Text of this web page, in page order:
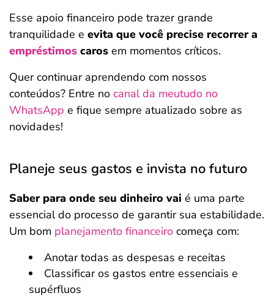
Esse apoio financeiro pode trazer grande
tranquilidade e evita que você precise recorrer a
empréstimos caros em momentos críticos.
Quer continuar aprendendo com nossos
conteúdos? Entre no canal da meutudo no
WhatsApp e fique sempre atualizado sobre as
novidades!
Planeje seus gastos e invista no futuro
Saber para onde seu dinheiro vai é uma parte
essencial do processo de garantir sua estabilidade.
Um bom planejamento financeiro começa com:
Anotar todas as despesas e receitas
Classificar os gastos entre essenciais e
supérfluos